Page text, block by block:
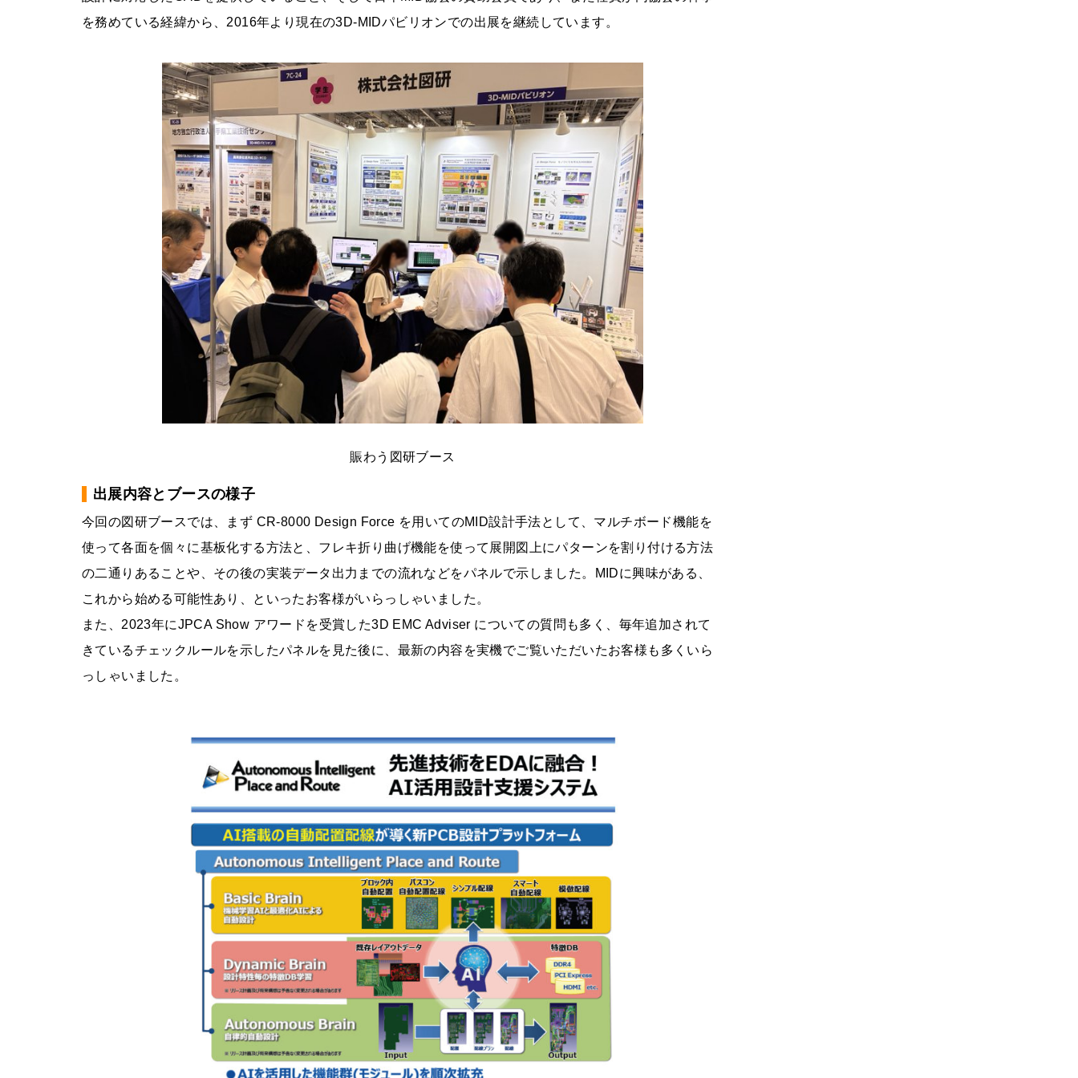
を務めている経緯から、2016年より現在の3D-MIDパビリオンでの出展を継続しています。
賑わう図研ブース
出展内容とブースの様子
今回の図研ブースでは、まず CR-8000 Design Force を用いてのMID設計手法として、マルチボード機能を
使って各面を個々に基板化する方法と、フレキ折り曲げ機能を使って展開図上にパターンを割り付ける方法
の二通りあることや、その後の実装データ出力までの流れなどをパネルで示しました。MIDに興味がある、
これから始める可能性あり、といったお客様がいらっしゃいました。
また、2023年にJPCA Show アワードを受賞した3D EMC Adviser についての質問も多く、毎年追加されて
きているチェックルールを示したパネルを見た後に、最新の内容を実機でご覧いただいたお客様も多くいら
っしゃいました。